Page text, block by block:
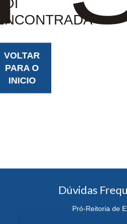
VOLTAR
PARA O
INICIO
Dúvidas
Pró-Reitoria de